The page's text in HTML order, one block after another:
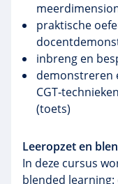
praktische
inbreng en
demonstreren
(toets)
Leeropzet en
In deze cursus
blended